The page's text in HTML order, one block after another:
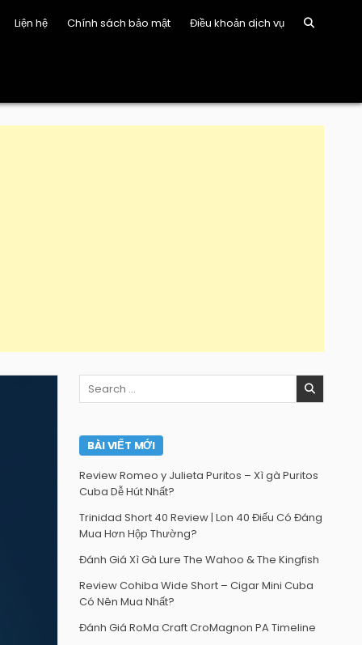
Liện hệ Chính sách bảo mật Điều khoản dịch vụ
Search
for:
BÀI VIẾT MỚI
Review Romeo y Julieta Puritos – Xì gà Puritos
Cuba Dễ Hút Nhất?
Trinidad Short 40 Review | Lon 40 Điếu Có Đáng
Mua Hơn Hộp Thường?
Đánh Giá Xì Gà Lure The Wahoo & The Kingfish
Review Cohiba Wide Short – Cigar Mini Cuba
Có Nên Mua Nhất?
Đánh Giá RoMa Craft CroMagnon PA Timeline